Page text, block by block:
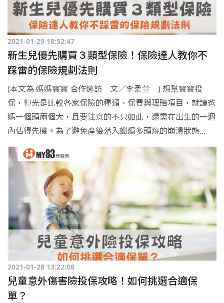
2021-01-29 18:52:47
新生兒優先購買３類型保險！保險達人教你不
踩雷的保險規劃法則
(本文為 媽媽寶寶 合作邀訪 文／李柔萱 ) 想幫寶寶投
保，但光是比較各家保險的種類、保費與理賠項目，就讓爸
媽一個頭兩個大，且要注意的不只如此，還需在出生的一週
內佔得先機。為了避免產後落入蠟燭多頭燒的崩潰狀態...
2021-01-28 13:22:08
兒童意外傷害險投保攻略！如何挑選合適保
單？